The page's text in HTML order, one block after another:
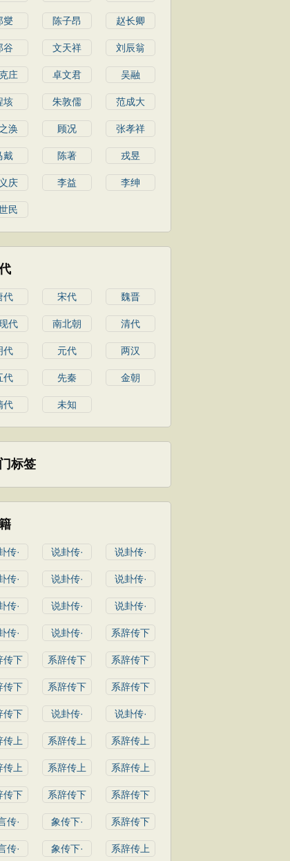
燮 陈子昂 赵长卿
谷 文天祥 刘辰翁
庄 卓文君 吴融
垓 朱敦儒 范成大
涣 顾况 张孝祥
戴 陈著 戎昱
庆 李益 李绅
民
代 宋代 魏晋
代 南北朝 清代
代 元代 两汉
代 先秦 金朝
代 未知
标签
传· 说卦传· 说卦传·
传· 说卦传· 说卦传·
传· 说卦传· 说卦传·
传· 说卦传· 系辞传下
传下 系辞传下 系辞传下
传下 系辞传下 系辞传下
传下 说卦传· 说卦传·
传上 系辞传上 系辞传上
传上 系辞传上 系辞传上
传下 系辞传下 系辞传下
传· 象传下· 系辞传下
传· 象传下· 系辞传上